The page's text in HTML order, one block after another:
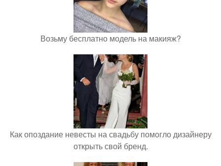
Возьму бесплатно модель на макияж?
Как опоздание невесты на свадьбу помогло дизайнеру
открыть свой бренд.